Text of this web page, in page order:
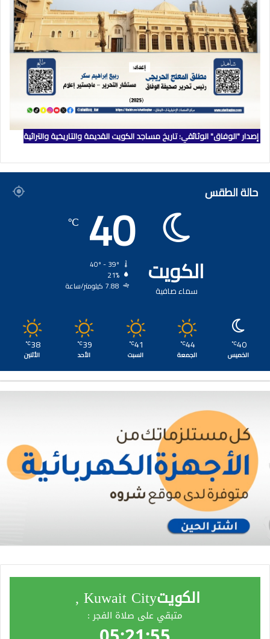
إصدار "الوفاق" الوثائقي: تاريخ مساجد الكويت القديمة والتاريخية والتراثية
حالة الطقس
الكويت
سماء صافية
40
℃
21%
7.88 كيلومتر/ساعة
40
℃
الخميس
44
℃
الجمعة
41
℃
السبت
39
℃
الأحد
38
℃
الأثنين